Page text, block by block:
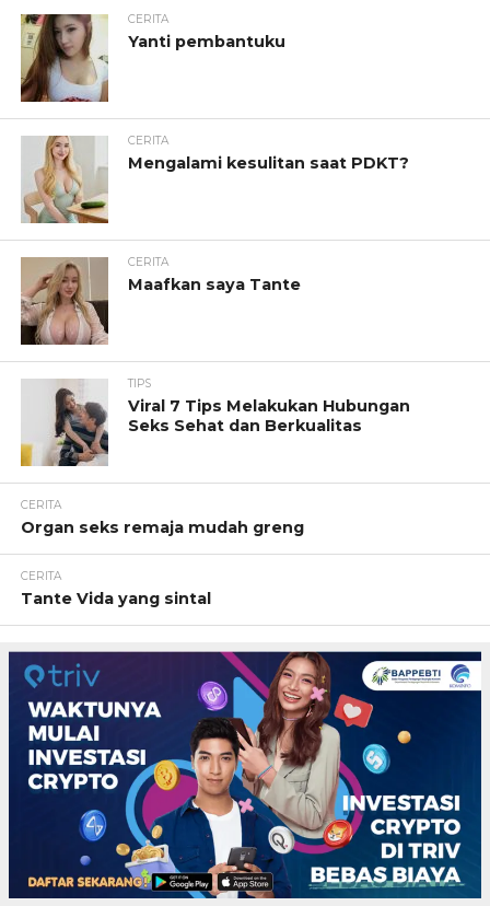
CERITA
Yanti pembantuku
CERITA
Mengalami kesulitan saat PDKT?
CERITA
Maafkan saya Tante
TIPS
Viral 7 Tips Melakukan Hubungan
Seks Sehat dan Berkualitas
CERITA
Organ seks remaja mudah greng
CERITA
Tante Vida yang sintal